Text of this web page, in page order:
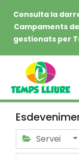
Consulta la
Campaments
gestionats per
Servei